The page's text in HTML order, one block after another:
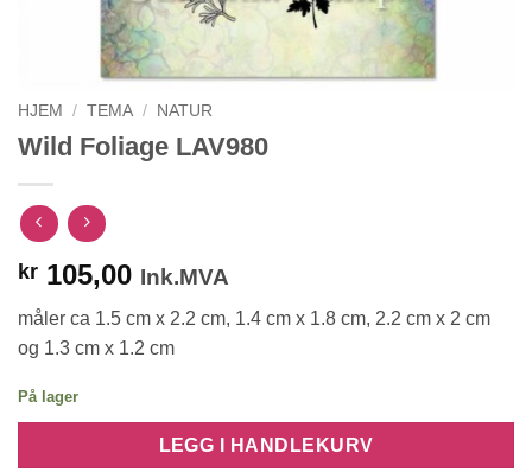
HJEM / TEMA / NATUR
Wild Foliage LAV980
kr 105,00 Ink.MVA
måler ca 1.5 cm x 2.2 cm, 1.4 cm x 1.8 cm, 2.2 cm x 2 cm
og 1.3 cm x 1.2 cm
På lager
LEGG I HANDLEKURV